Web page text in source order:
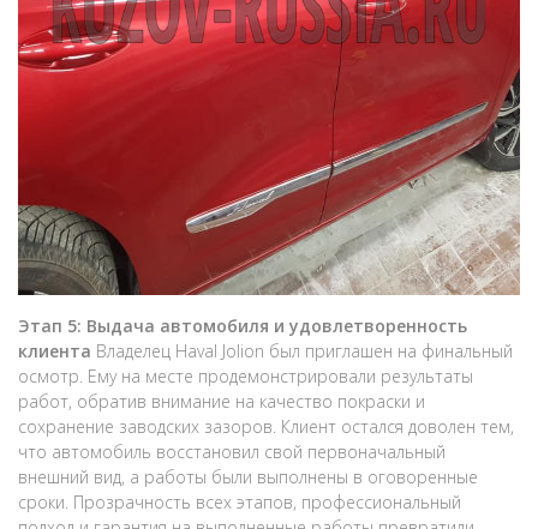
Этап 5: Выдача автомобиля и удовлетворенность
клиента Владелец Haval Jolion был приглашен на финальный
осмотр. Ему на месте продемонстрировали результаты
работ, обратив внимание на качество покраски и
сохранение заводских зазоров. Клиент остался доволен тем,
что автомобиль восстановил свой первоначальный
внешний вид, а работы были выполнены в оговоренные
сроки. Прозрачность всех этапов, профессиональный